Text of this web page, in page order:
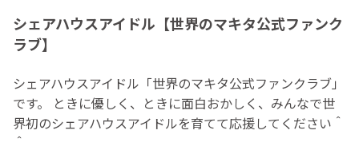
シェアハウスアイドル【世界のマキタ公式ファンク
ラブ】
シェアハウスアイドル「世界のマキタ公式ファンクラブ」
です。 ときに優しく、ときに面白おかしく、みんなで世
界初のシェアハウスアイドルを育てて応援してください＾
＾